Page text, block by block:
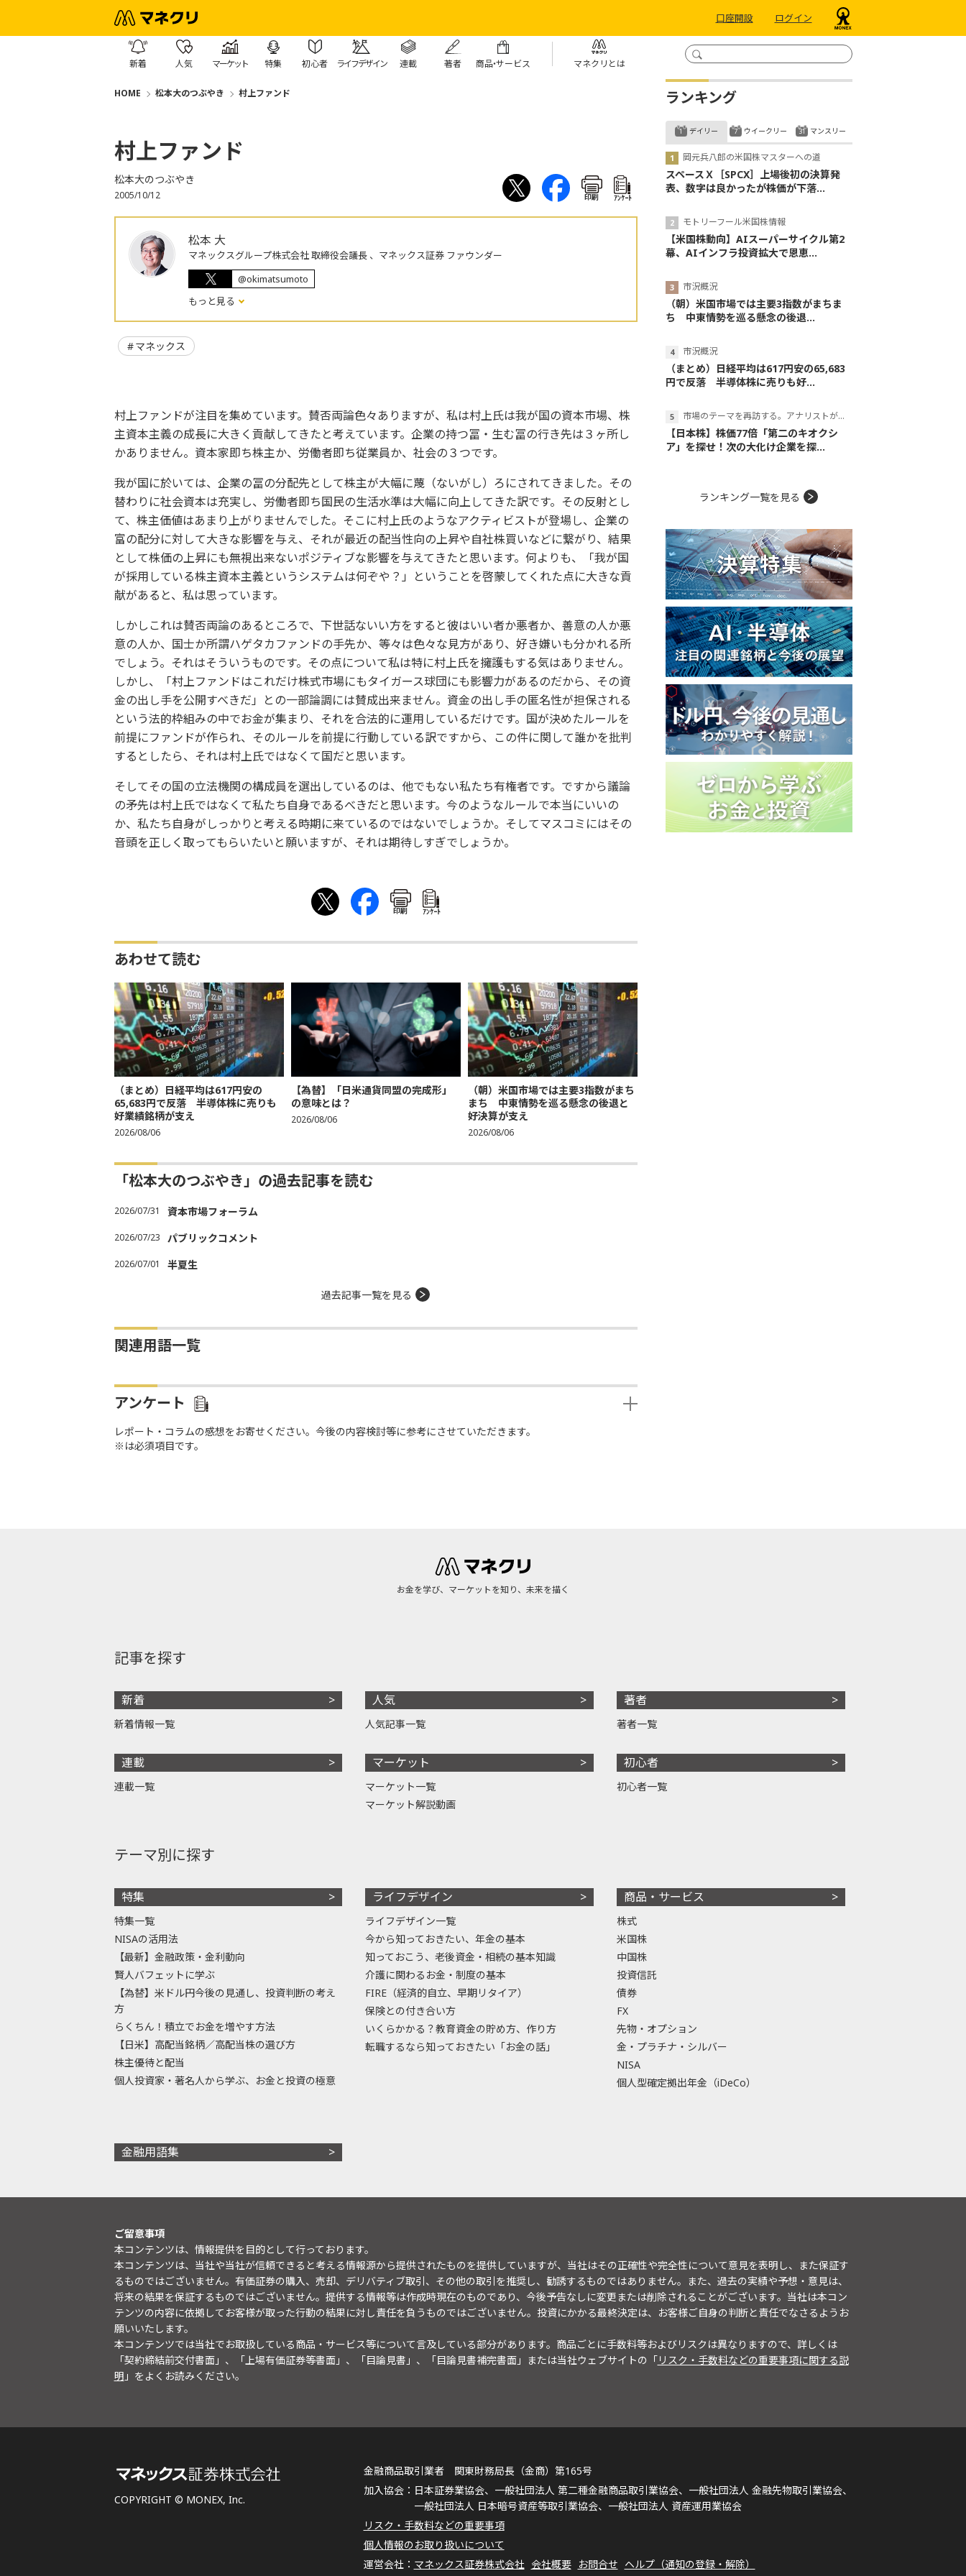
口座開設 ログイン
新着 人気 マーケット 特集 初心者 ライフデザイン 連載 著者 商品・サービス マネクリとは
HOME 松本大のつぶやき 村上ファンド
村上ファンド
松本大のつぶやき
2005/10/12 印刷 ｱﾝｹｰﾄ
松本 大
マネックスグループ株式会社 取締役会議長 、マネックス証券 ファウンダー
@okimatsumoto
もっと見る
マネックス
村上ファンドが注目を集めています。賛否両論色々ありますが、私は村上氏は我が国の資本市場、株
主資本主義の成長に大きく貢献してきたと考えています。企業の持つ冨・生む冨の行き先は３ヶ所し
かありません。資本家即ち株主か、労働者即ち従業員か、社会の３つです。
我が国に於いては、企業の冨の分配先として株主が大幅に蔑（ないがし）ろにされてきました。その
替わりに社会資本は充実し、労働者即ち国民の生活水準は大幅に向上してきた訳です。その反射とし
て、株主価値はあまり上がりませんでした。そこに村上氏のようなアクティビストが登場し、企業の
富の配分に対して大きな影響を与え、それが最近の配当性向の上昇や自社株買いなどに繋がり、結果
として株価の上昇にも無視出来ないポジティブな影響を与えてきたと思います。何よりも、「我が国
が採用している株主資本主義というシステムは何ぞや？」ということを啓蒙してくれた点に大きな貢
献があると、私は思っています。
しかしこれは賛否両論のあるところで、下世話ないい方をすると彼はいい者か悪者か、善意の人か悪
意の人か、国士か所謂ハゲタカファンドの手先か、等々は色々な見方があり、好き嫌いも分かれる所
でしょう。それはそういうものです。その点について私は特に村上氏を擁護もする気はありません。
しかし、「村上ファンドはこれだけ株式市場にもタイガース球団にも影響力があるのだから、その資
金の出し手を公開すべきだ」との一部論調には賛成出来ません。資金の出し手の匿名性が担保される
という法的枠組みの中でお金が集まり、それを合法的に運用しているだけです。国が決めたルールを
前提にファンドが作られ、そのルールを前提に行動している訳ですから、この件に関して誰かを批判
するとしたら、それは村上氏ではなくて国だと思います。
そしてその国の立法機関の構成員を選出しているのは、他でもない私たち有権者です。ですから議論
の矛先は村上氏ではなくて私たち自身であるべきだと思います。今のようなルールで本当にいいの
か、私たち自身がしっかりと考える時期に来ているのではないでしょうか。そしてマスコミにはその
音頭を正しく取ってもらいたいと願いますが、それは期待しすぎでしょうか。
印刷 ｱﾝｹｰﾄ
あわせて読む
（まとめ）日経平均は617円安の
65,683円で反落 半導体株に売りも
好業績銘柄が支え
2026/08/06
【為替】「日米通貨同盟の完成形」
の意味とは？
2026/08/06
（朝）米国市場では主要3指数がまち
まち 中東情勢を巡る懸念の後退と
好決算が支え
2026/08/06
「松本大のつぶやき」の過去記事を読む
2026/07/31 資本市場フォーラム
2026/07/23 パブリックコメント
2026/07/01 半夏生
過去記事一覧を見る
関連用語一覧
アンケート
レポート・コラムの感想をお寄せください。今後の内容検討等に参考にさせていただきます。
※は必須項目です。
ランキング
デイリー
岡元兵八郎の米国株マスターへの道
スペースＸ［SPCX］上場後初の決算発
表、数字は良かったが株価が下落...
モトリーフール米国株情報
【米国株動向】AIスーパーサイクル第2
幕、AIインフラ投資拡大で恩恵...
市況概況
（朝）米国市場では主要3指数がまちま
ち 中東情勢を巡る懸念の後退...
市況概況
（まとめ）日経平均は617円安の65,683
円で反落 半導体株に売りも好...
市場のテーマを再訪する。アナリストが読み解くテーマの本質
【日本株】株価77倍「第二のキオクシ
ア」を探せ！次の大化け企業を探...
ウイークリー マンスリー
ランキング一覧を見る
お金を学び、マーケットを知り、未来を描く
記事を探す
新着
新着情報一覧
連載
連載一覧
人気
人気記事一覧
マーケット
マーケット一覧
マーケット解説動画
著者
著者一覧
初心者
初心者一覧
テーマ別に探す
特集
特集一覧
NISAの活用法
【最新】金融政策・金利動向
賢人バフェットに学ぶ
【為替】米ドル円今後の見通し、投資判断の考え
方
らくちん！積立でお金を増やす方法
【日米】高配当銘柄／高配当株の選び方
株主優待と配当
個人投資家・著名人から学ぶ、お金と投資の極意
ライフデザイン
ライフデザイン一覧
今から知っておきたい、年金の基本
知っておこう、老後資金・相続の基本知識
介護に関わるお金・制度の基本
FIRE（経済的自立、早期リタイア）
保険との付き合い方
いくらかかる？教育資金の貯め方、作り方
転職するなら知っておきたい「お金の話」
商品・サービス
株式
米国株
中国株
投資信託
債券
FX
先物・オプション
金・プラチナ・シルバー
NISA
個人型確定拠出年金（iDeCo）
金融用語集
ご留意事項
本コンテンツは、情報提供を目的として行っております。
本コンテンツは、当社や当社が信頼できると考える情報源から提供されたものを提供していますが、当社はその正確性や完全性について意見を表明し、また保証す
るものではございません。有価証券の購入、売却、デリバティブ取引、その他の取引を推奨し、勧誘するものではありません。また、過去の実績や予想・意見は、
将来の結果を保証するものではございません。提供する情報等は作成時現在のものであり、今後予告なしに変更または削除されることがございます。当社は本コン
テンツの内容に依拠してお客様が取った行動の結果に対し責任を負うものではございません。投資にかかる最終決定は、お客様ご自身の判断と責任でなさるようお
願いいたします。
本コンテンツでは当社でお取扱している商品・サービス等について言及している部分があります。商品ごとに手数料等およびリスクは異なりますので、詳しくは
「契約締結前交付書面」、「上場有価証券等書面」、「目論見書」、「目論見書補完書面」または当社ウェブサイトの「リスク・手数料などの重要事項に関する説
明 」をよくお読みください。
COPYRIGHT © MONEX, Inc.
金融商品取引業者 関東財務局長（金商）第165号
日本証券業協会、一般社団法人 第二種金融商品取引業協会、一般社団法人 金融先物取引業協会、
一般社団法人 日本暗号資産等取引業協会、一般社団法人 資産運用業協会
リスク・手数料などの重要事項
個人情報のお取り扱いについて
マネックス証券株式会社 会社概要 お問合せ ヘルプ（通知の登録・解除）